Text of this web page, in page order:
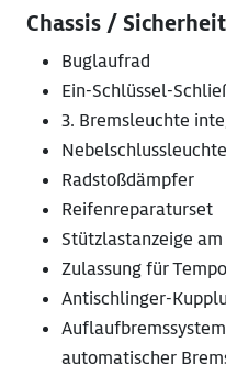
Chassis / Sicherheit
Buglaufrad
Ein-Schlüssel-
3. Bremsleuchte
Nebelschlussleuchte
Radstoßdämpfer
Reifenreparaturset
Stützlastanzeige
Zulassung für
Antischlinger-
automatischer